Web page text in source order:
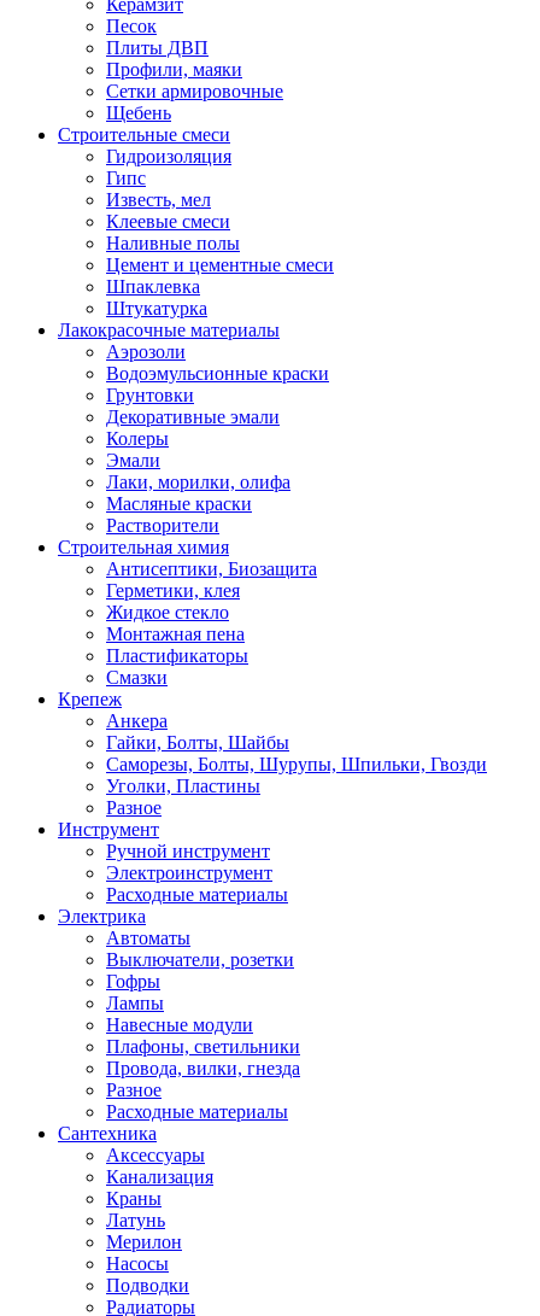
Керамзит
Песок
Плиты ДВП
Профили, маяки
Сетки армировочные
Щебень
Строительные смеси
Гидроизоляция
Гипс
Известь, мел
Клеевые смеси
Наливные полы
Цемент и цементные смеси
Шпаклевка
Штукатурка
Лакокрасочные материалы
Аэрозоли
Водоэмульсионные краски
Грунтовки
Декоративные эмали
Колеры
Эмали
Лаки, морилки, олифа
Масляные краски
Растворители
Строительная химия
Антисептики, Биозащита
Герметики, клея
Жидкое стекло
Монтажная пена
Пластификаторы
Смазки
Крепеж
Анкера
Гайки, Болты, Шайбы
Саморезы, Болты, Шурупы, Шпильки, Гвозди
Уголки, Пластины
Разное
Инструмент
Ручной инструмент
Электроинструмент
Расходные материалы
Электрика
Автоматы
Выключатели, розетки
Гофры
Лампы
Навесные модули
Плафоны, светильники
Провода, вилки, гнезда
Разное
Расходные материалы
Сантехника
Аксессуары
Канализация
Краны
Латунь
Мерилон
Насосы
Подводки
Радиаторы